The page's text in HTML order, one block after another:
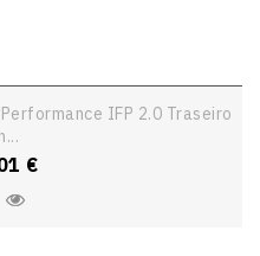
IFP 2.0 Traseiro
€